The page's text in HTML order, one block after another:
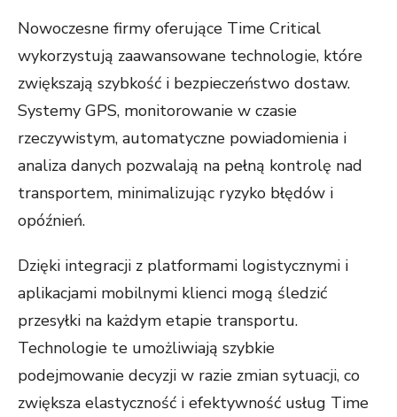
Nowoczesne firmy oferujące Time Critical
wykorzystują zaawansowane technologie, które
zwiększają szybkość i bezpieczeństwo dostaw.
Systemy GPS, monitorowanie w czasie
rzeczywistym, automatyczne powiadomienia i
analiza danych pozwalają na pełną kontrolę nad
transportem, minimalizując ryzyko błędów i
opóźnień.
Dzięki integracji z platformami logistycznymi i
aplikacjami mobilnymi klienci mogą śledzić
przesyłki na każdym etapie transportu.
Technologie te umożliwiają szybkie
podejmowanie decyzji w razie zmian sytuacji, co
zwiększa elastyczność i efektywność usług Time